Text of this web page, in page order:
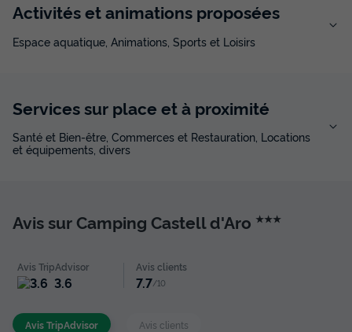
Activités et animations proposées
Espace aquatique, Animations, Sports et Loisirs
Services sur place et à proximité
Santé et Bien-être, Commerces et Restauration, Locations
et équipements, divers
Avis sur Camping Castell d'Aro ★★★
Avis TripAdvisor
3.6
Avis clients
7.7/10
Avis TripAdvisor Avis clients